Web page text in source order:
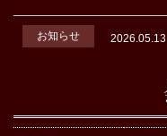
お知らせ 2026.05.13